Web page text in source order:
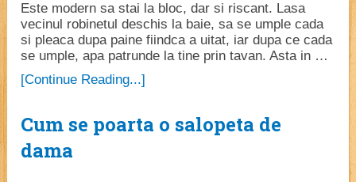
Este modern sa stai la bloc, dar si riscant. Lasa
vecinul robinetul deschis la baie, sa se umple cada
si pleaca dupa paine fiindca a uitat, iar dupa ce cada
se umple, apa patrunde la tine prin tavan. Asta in …
[Continue Reading...]
Cum se poarta o salopeta de
dama